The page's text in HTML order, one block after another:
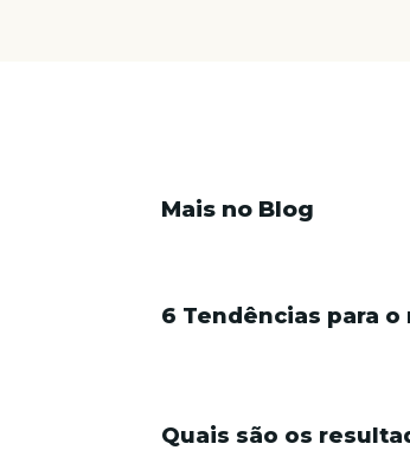
Mais no Blog
6 Tendências para
Quais são os